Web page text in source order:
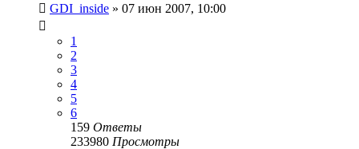
GDI_inside » 07 июн 2007, 10:00
1
2
3
4
5
6
159 Ответы
233980 Просмотры